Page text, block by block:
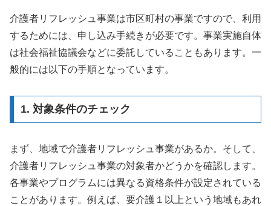
介護者リフレッシュ事業は市区町村の事業ですので、利用
するためには、申し込み手続きが必要です。事業実施自体
は社会福祉協議会などに委託していることもあります。一
般的には以下の手順となっています。
1. 対象条件のチェック
まず、地域で介護者リフレッシュ事業があるか。そして、
介護者リフレッシュ事業の対象者かどうかを確認します。
各事業やプログラムには異なる資格条件が設定されている
ことがあります。例えば、要介護１以上という地域もあれ